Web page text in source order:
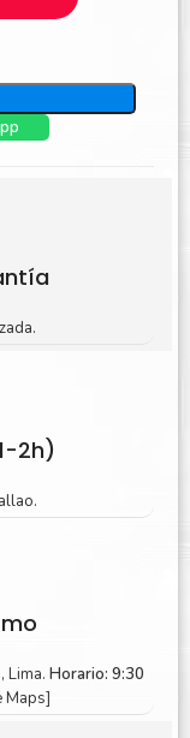
2h)
Lima. Horario: 9:30
Maps]